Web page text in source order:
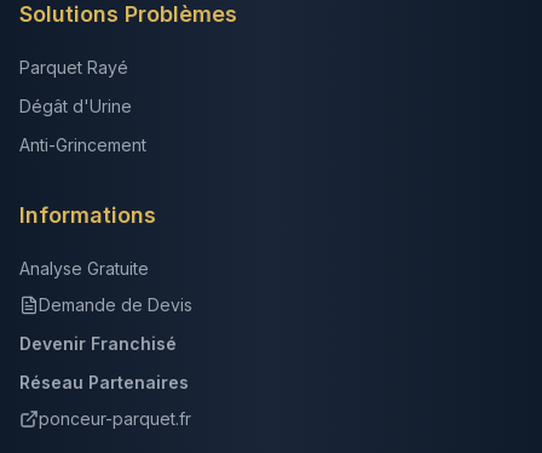
Solutions Problèmes
Parquet Rayé
Dégât d'Urine
Anti-Grincement
Informations
Analyse Gratuite
Demande de Devis
Devenir Franchisé
Réseau Partenaires
ponceur-parquet.fr